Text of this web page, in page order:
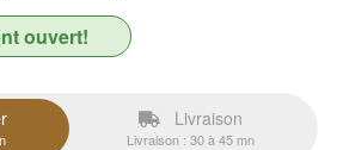
ouvert!
Livraison
Livraison : 30 à 45 mn